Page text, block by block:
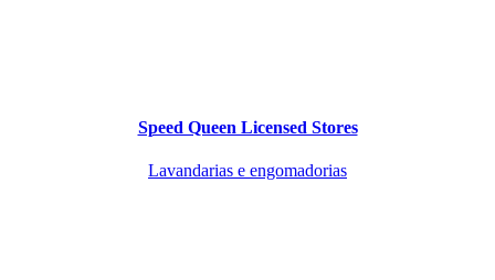
Speed Queen Licensed Stores
Lavandarias e engomadorias